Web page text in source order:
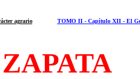
agrario TOMO II - Capítulo XII - El